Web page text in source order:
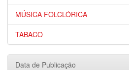
MÚSICA FOLCLÓRICA
TABACO
Data de Publicação